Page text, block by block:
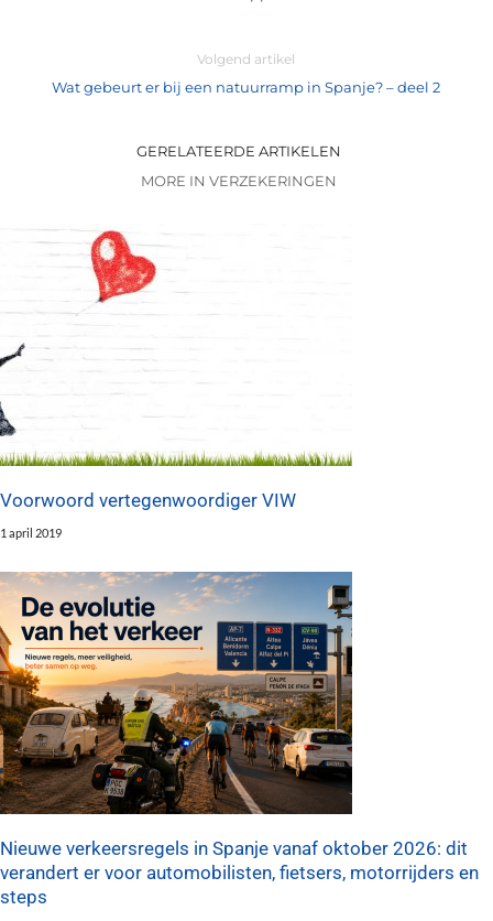
Volgend artikel
Wat gebeurt er bij een natuurramp in Spanje? – deel 2
GERELATEERDE ARTIKELEN
MORE IN VERZEKERINGEN
Voorwoord vertegenwoordiger VIW
1 april 2019
Nieuwe verkeersregels in Spanje vanaf oktober 2026: dit
verandert er voor automobilisten, fietsers, motorrijders en
steps